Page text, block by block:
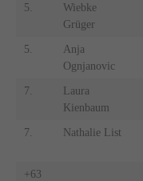
5.
Wiebke
Grüger
5.
Anja
Ognjanovic
7.
Laura
Kienbaum
7. Nathalie List
+63